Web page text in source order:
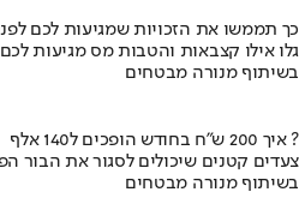
כך תממשו את הזכויות שמגיעות לכם
גלו אילו קצבאות והטבות מס מגיעות
בשיתוף מנורה מבטחים
איך 200 ש"ח בחודש הופכים ל140 אלף ?
צעדים קטנים שיכולים לסגור את הבור
בשיתוף מנורה מבטחים